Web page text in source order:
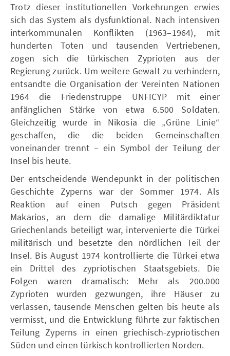
Trotz dieser institutionellen Vorkehrungen erwies
sich das System als dysfunktional. Nach intensiven
interkommunalen Konflikten (1963–1964), mit
hunderten Toten und tausenden Vertriebenen,
zogen sich die türkischen Zyprioten aus der
Regierung zurück. Um weitere Gewalt zu verhindern,
entsandte die Organisation der Vereinten Nationen
1964 die Friedenstruppe UNFICYP mit einer
anfänglichen Stärke von etwa 6.500 Soldaten.
Gleichzeitig wurde in Nikosia die „Grüne Linie“
geschaffen, die die beiden Gemeinschaften
voneinander trennt – ein Symbol der Teilung der
Insel bis heute.
Der entscheidende Wendepunkt in der politischen
Geschichte Zyperns war der Sommer 1974. Als
Reaktion auf einen Putsch gegen Präsident
Makarios, an dem die damalige Militärdiktatur
Griechenlands beteiligt war, intervenierte die Türkei
militärisch und besetzte den nördlichen Teil der
Insel. Bis August 1974 kontrollierte die Türkei etwa
ein Drittel des zypriotischen Staatsgebiets. Die
Folgen waren dramatisch: Mehr als 200.000
Zyprioten wurden gezwungen, ihre Häuser zu
verlassen, tausende Menschen gelten bis heute als
vermisst, und die Entwicklung führte zur faktischen
Teilung Zyperns in einen griechisch-zypriotischen
Süden und einen türkisch kontrollierten Norden.